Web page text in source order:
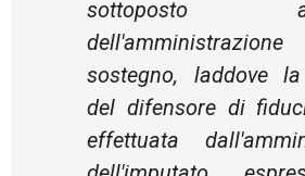
sottoposto
sostegno, laddove
del difensore di
effettuata